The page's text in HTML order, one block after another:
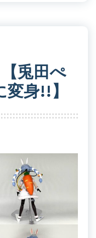
兎田ぺ
身!!】